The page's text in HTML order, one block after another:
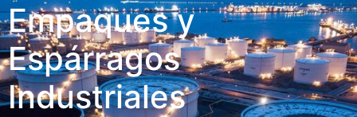
Empaques y
Espárragos
Industriales